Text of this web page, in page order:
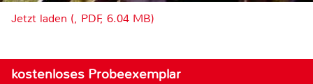
Jetzt laden (, PDF, 6.04 MB)
kostenloses Probeexemplar